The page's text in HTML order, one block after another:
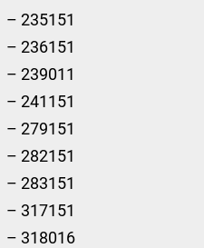
– 235151
– 236151
– 239011
– 241151
– 279151
– 282151
– 283151
– 317151
– 318016